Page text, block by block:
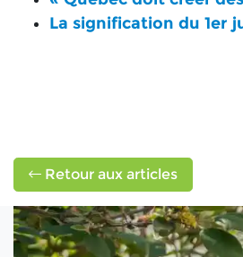
La signification du 1er
Retour aux articles